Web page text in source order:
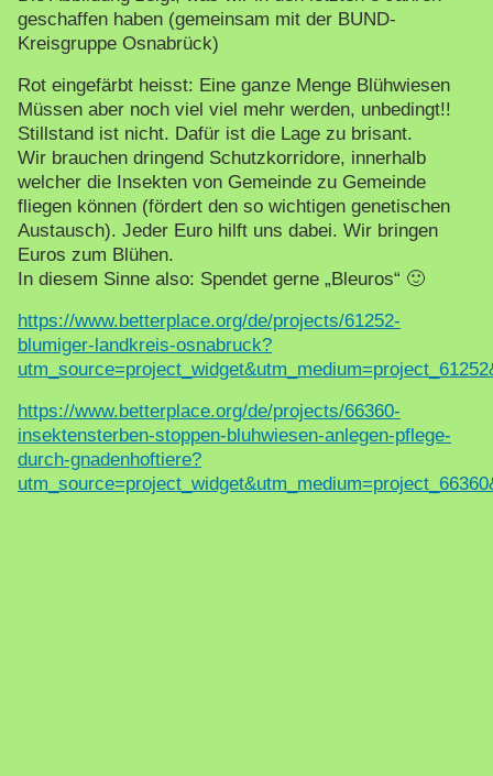
geschaffen haben (gemeinsam mit der BUND-
Kreisgruppe Osnabrück)
Rot eingefärbt heisst: Eine ganze Menge Blühwiesen
Müssen aber noch viel viel mehr werden, unbedingt!!
Stillstand ist nicht. Dafür ist die Lage zu brisant.
Wir brauchen dringend Schutzkorridore, innerhalb
welcher die Insekten von Gemeinde zu Gemeinde
fliegen können (fördert den so wichtigen genetischen
Austausch). Jeder Euro hilft uns dabei. Wir bringen
Euros zum Blühen.
In diesem Sinne also: Spendet gerne „Bleuros“ 🙂
https://www.betterplace.org/de/projects/61252-
blumiger-landkreis-osnabruck?
https://www.betterplace.org/de/projects/66360-
insektensterben-stoppen-bluhwiesen-anlegen-pflege-
durch-gnadenhoftiere?